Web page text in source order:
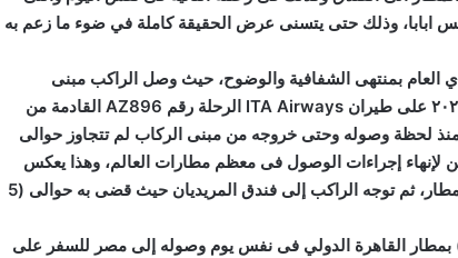
ابابا، وذلك حتى يتسنى عرض الحقيقة كاملة في ضوء ما زعم به
العام بمنتهى الشفافية والوضوح، حيث وصل الراكب مبنى
الركاب (2) بمطار القاهرة الدولى يوم 10 نوفمبر ٢٠٢٤ على طيران ITA Airways الرحلة رقم AZ896 القادمة من
الزمنية منذ لحظة وصوله وحتى خروجه من مبنى الركاب لم تتجاوز حوالى
لإنهاء إجراءات الوصول فى معظم مطارات العالم، وهذا يعكس
سلاسة وانسيابية الإجراءات ومرونة الحركة داخل المطار، ثم توجه الراكب إلى فندق المريديان حيث قضى به حوالى (5
أنه ” وصل الراكب لمبنى الركاب رقم (3) بمطار القاهرة الدولي فى نفس يوم وصوله إلى مصر للسفر على